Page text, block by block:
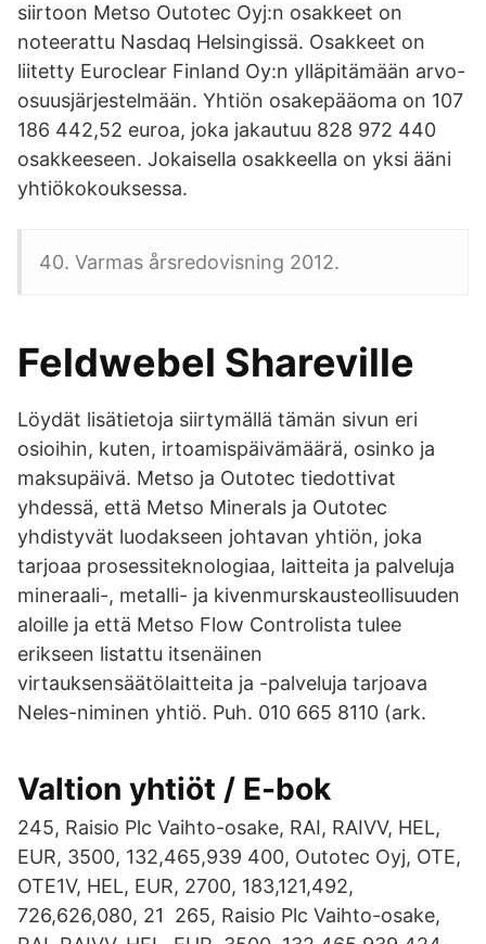
siirtoon Metso Outotec Oyj:n osakkeet on
noteerattu Nasdaq Helsingissä. Osakkeet on
liitetty Euroclear Finland Oy:n ylläpitämään arvo-
osuusjärjestelmään. Yhtiön osakepääoma on 107
186 442,52 euroa, joka jakautuu 828 972 440
osakkeeseen. Jokaisella osakkeella on yksi ääni
yhtiökokouksessa.
40. Varmas årsredovisning 2012.
Feldwebel Shareville
Löydät lisätietoja siirtymällä tämän sivun eri
osioihin, kuten, irtoamispäivämäärä, osinko ja
maksupäivä. Metso ja Outotec tiedottivat
yhdessä, että Metso Minerals ja Outotec
yhdistyvät luodakseen johtavan yhtiön, joka
tarjoaa prosessiteknologiaa, laitteita ja palveluja
mineraali-, metalli- ja kivenmurskausteollisuuden
aloille ja että Metso Flow Controlista tulee
erikseen listattu itsenäinen
virtauksensäätölaitteita ja -palveluja tarjoava
Neles-niminen yhtiö. Puh. 010 665 8110 (ark.
Valtion yhtiöt / E-bok
245, Raisio Plc Vaihto-osake, RAI, RAIVV, HEL,
EUR, 3500, 132,465,939 400, Outotec Oyj, OTE,
OTE1V, HEL, EUR, 2700, 183,121,492,
726,626,080, 21 265, Raisio Plc Vaihto-osake,